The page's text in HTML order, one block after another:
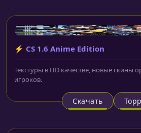
⚡ CS 1.6 Anime Edition
Текстуры в HD качестве, новые скины
игроков.
Скачать